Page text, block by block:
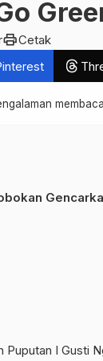
printCetak
I Gusti